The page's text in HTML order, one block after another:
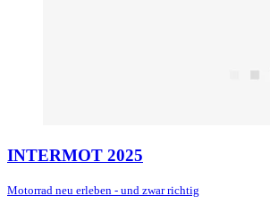
INTERMOT 2025
Motorrad neu erleben - und zwar richtig